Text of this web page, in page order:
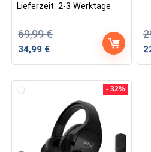
69,99€
Ursprünglicher
34,99 €Aktueller
Lieferzeit:2-3 Werktage
- 32%